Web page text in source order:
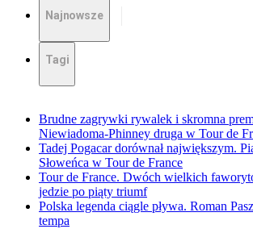
Najnowsze
Tagi
Brudne zagrywki rywalek i skromna
Niewiadoma-Phinney druga w Tour de
Tadej Pogacar dorównał największym.
Słoweńca w Tour de France
Tour de France. Dwóch wielkich
jedzie po piąty triumf
Polska legenda ciągle pływa. Roman
tempa